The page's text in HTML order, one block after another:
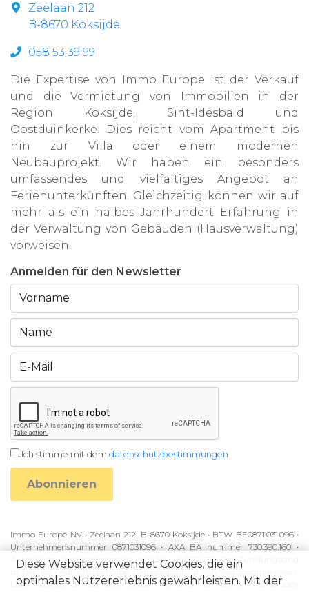
Zeelaan 212
B-8670 Koksijde
058 53 39 99
Die Expertise von Immo Europe ist der Verkauf
und die Vermietung von Immobilien in der
Region Koksijde, Sint-Idesbald und
Oostduinkerke. Dies reicht vom Apartment bis
hin zur Villa oder einem modernen
Neubauprojekt. Wir haben ein besonders
umfassendes und vielfältiges Angebot an
Ferienunterkünften. Gleichzeitig können wir auf
mehr als ein halbes Jahrhundert Erfahrung in
der Verwaltung von Gebäuden (Hausverwaltung)
vorweisen.
Anmelden für den Newsletter
Ich stimme mit dem datenschutzbestimmungen
Abonnieren
Immo Europe NV • Zeelaan 212, B-8670 Koksijde • BTW BE0871.031.096 •
Unternehmensnummer 0871031096 • AXA BA nummer 730.390.160 •
Autorisierter Immobilienmakler mit BIV-nr 507.437 • Das Zuteilungsland
ist Belgien • Aufsichtsbehörde: Beroepsinstituut van Vastgoedmakelaars,
Luxemburgstraat 16B, 1000 Brussel • Vorbehaltlich des Verhaltenskodex
Diese Website verwendet Cookies, die ein
optimales Nutzererlebnis gewährleisten. Mit der